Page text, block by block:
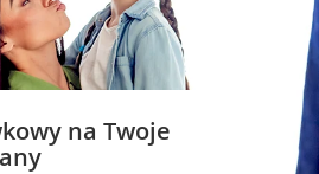
na Twoje